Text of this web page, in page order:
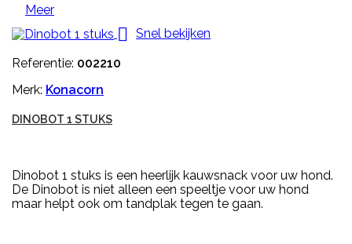
Meer
 Snel bekijken
Referentie: 002210
Merk: Konacorn
DINOBOT 1 STUKS
Dinobot 1 stuks is een heerlijk kauwsnack voor uw hond.
De Dinobot is niet alleen een speeltje voor uw hond
maar helpt ook om tandplak tegen te gaan.